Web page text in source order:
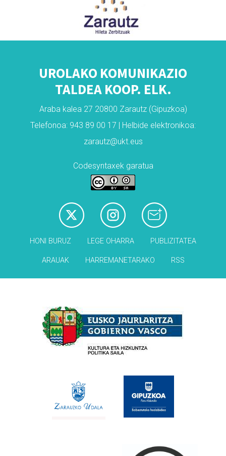
UROLAKO KOMUNIKAZIO
TALDEA KOOP. ELK.
Araba kalea 27 20800 Zarautz (Gipuzkoa)
Telefonoa: 943 89 00 17 | Helbide elektronikoa:
zarautz@ukt.eus
Codesyntaxek garatua
HONI BURUZ LEGE OHARRA PUBLIZITATEA
ARAUAK HARREMANETARAKO RSS